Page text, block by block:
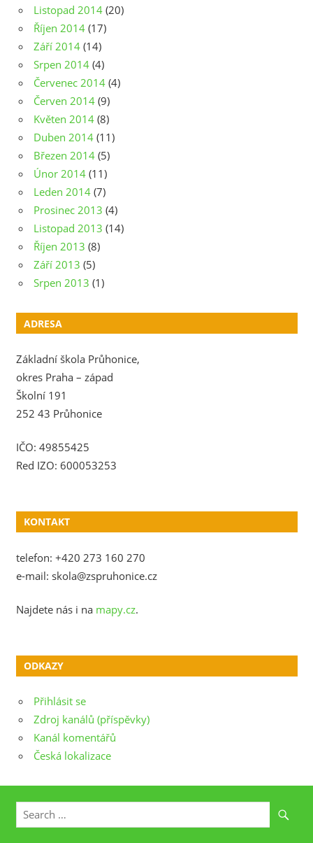
Listopad 2014 (20)
Říjen 2014 (17)
Září 2014 (14)
Srpen 2014 (4)
Červenec 2014 (4)
Červen 2014 (9)
Květen 2014 (8)
Duben 2014 (11)
Březen 2014 (5)
Únor 2014 (11)
Leden 2014 (7)
Prosinec 2013 (4)
Listopad 2013 (14)
Říjen 2013 (8)
Září 2013 (5)
Srpen 2013 (1)
ADRESA
Základní škola Průhonice,
okres Praha – západ
Školní 191
252 43 Průhonice
IČO: 49855425
Red IZO: 600053253
KONTAKT
telefon: +420 273 160 270
e-mail: skola@zspruhonice.cz
Najdete nás i na mapy.cz.
ODKAZY
Přihlásit se
Zdroj kanálů (příspěvky)
Kanál komentářů
Česká lokalizace